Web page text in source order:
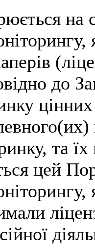
на
до
цінних
та їх
цей